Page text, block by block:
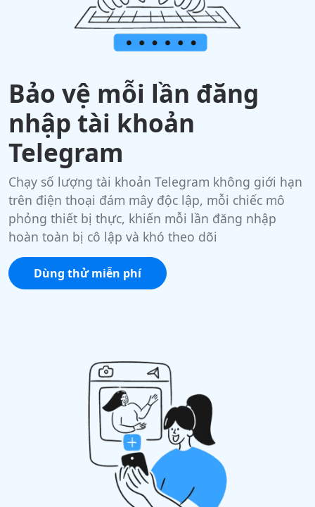
Bảo vệ mỗi lần đăng
nhập tài khoản
Telegram
Chạy số lượng tài khoản Telegram không giới hạn
trên điện thoại đám mây độc lập, mỗi chiếc mô
phỏng thiết bị thực, khiến mỗi lần đăng nhập
hoàn toàn bị cô lập và khó theo dõi
Dùng thử miễn phí